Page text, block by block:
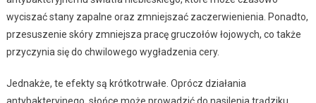
wyciszać stany zapalne oraz zmniejszać zaczerwienienia. Ponadto,
przesuszenie skóry zmniejsza pracę gruczołów łojowych, co także
przyczynia się do chwilowego wygładzenia cery.
Jednakże, te efekty są krótkotrwałe. Oprócz działania
antybakteryjnego, słońce może prowadzić do nasilenia trądziku